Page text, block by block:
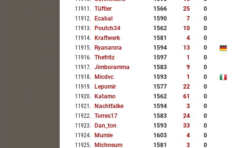
11911 . Tüftler 1566 25
0
11912. Ecabal 1590 7
0
11913. Poutch34 1562 10
0
11914. Kraftwerk 1581 4
0
11915. Ryanarora 1594 13
0
11916. Thefritz 1597 1
0
11917. Jimboramma 1583 9
0
11918. Micdvc 1593 1
0
11919. Lepomir 1577 22
0
11920. Katamo 1562 61
0
11921 . Nachtfalke 1594 3
0
11922. Torres17 1583 24
0
11923. Dan_ton 1593 33
0
11924. Mumie 1603 4
0
11925. Michneum 1581 3 0